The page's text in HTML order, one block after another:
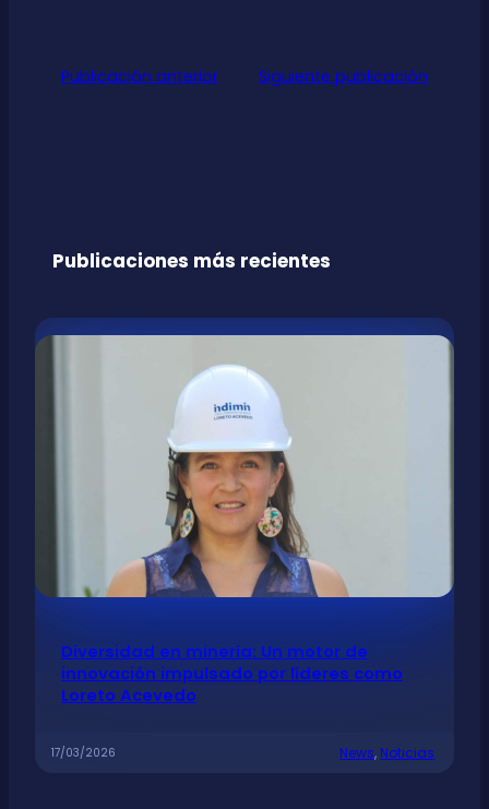
Publicación anterior Siguiente publicación
Publicaciones más recientes
Diversidad en minería: Un motor de
innovación impulsado por líderes como
Loreto Acevedo
17/03/2026 News, Noticias